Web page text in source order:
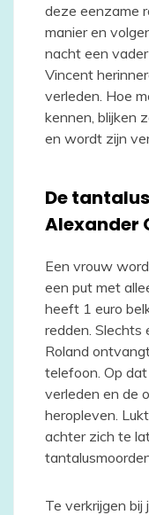
deze eenzame
manier en
nacht een
Vincent
verleden. Hoe
kennen, blijken
en wordt zijn
De
Alexander
Een vrouw
een put met
heeft 1 euro
redden. Slechts
Roland
telefoon. Op
verleden en de
heropleven.
achter zich te
Te verkrijgen bij